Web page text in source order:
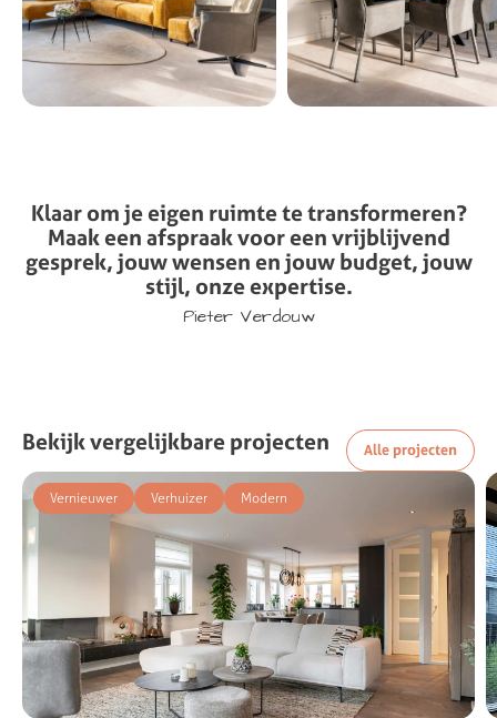
Klaar om je eigen ruimtetetransformeren?
Maak een afspraak voor een vrijblijvend
gesprek, jouwwensen en jouw budget, jouw
stijl, onze expertise.
Pieter Verdouw
Bekijk vergelijkbare projecten Alle projecten
Vernieuwer Verhuizer Modern